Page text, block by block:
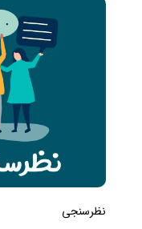
نظرسنجی